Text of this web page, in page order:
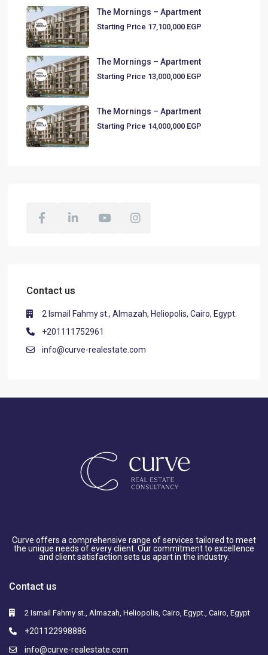
The Mornings – Apartment
Starting Price 17,100,000 EGP
The Mornings – Apartment
Starting Price 13,000,000 EGP
The Mornings – Apartment
Starting Price 14,000,000 EGP
Contact us
2 Ismail Fahmy st., Almazah, Heliopolis, Cairo, Egypt.
+201111752961
info@curve-realestate.com
Curve offers a comprehensive range of services tailored to meet
the unique needs of every client. Our commitment to excellence
and client satisfaction sets us apart in the industry.
Contact us
2 Ismail Fahmy st., Almazah, Heliopolis, Cairo, Egypt., Cairo, Egypt
+201122998886
info@curve-realestate.com